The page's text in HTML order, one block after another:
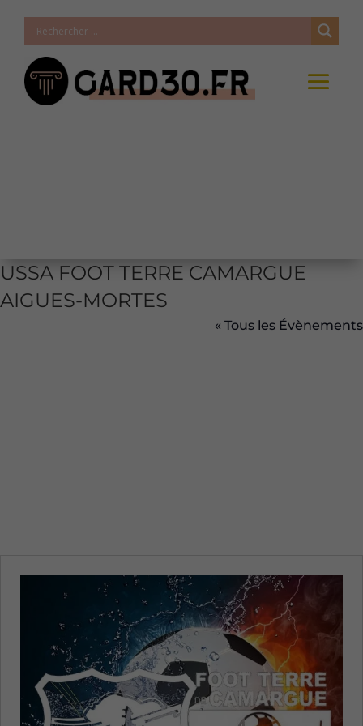
USSA FOOT TERRE CAMARGUE
AIGUES-MORTES
« Tous les Évènements